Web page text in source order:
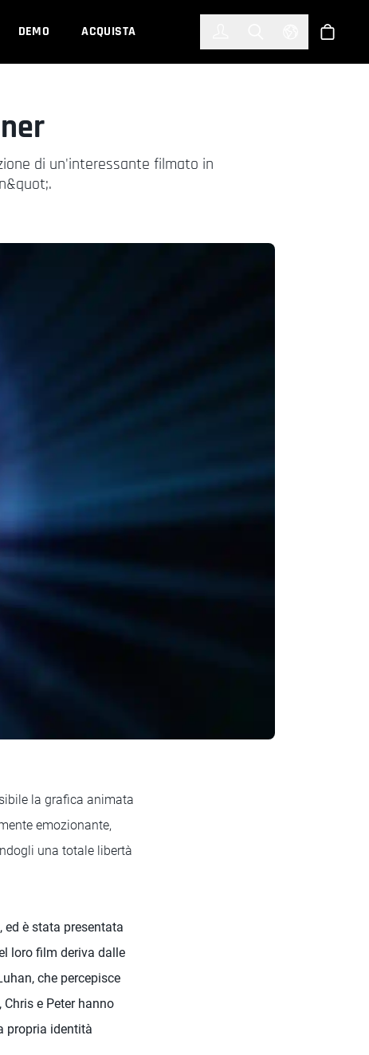
DEMO ACQUISTA Select Shop
di un'interessante filmato in
la grafica animata
emozionante,
una totale libertà
ed è stata presentata
loro film deriva dalle
che percepisce
e Peter hanno
propria identità